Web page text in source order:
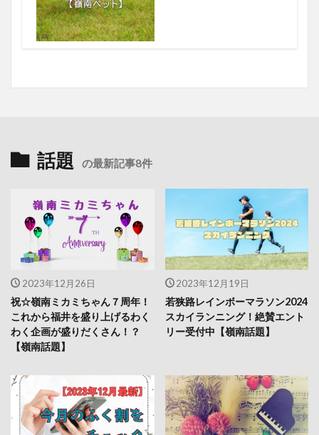
話題 の最新記事8件
2023年12月26日
祝☆嶺南ミカミちゃん７周年！
これから福井を盛り上げるわく
わく企画が盛りだくさん！？
【嶺南話題】
2023年12月19日
若狭路レインボーマラソン2024
スカイランニング！絶賛エント
リー受付中【嶺南話題】